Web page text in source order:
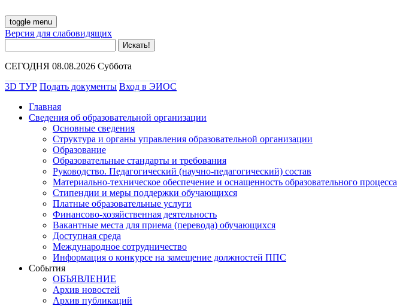
toggle menu
Версия для слабовидящих
СЕГОДНЯ 08.08.2026 Суббота
3D ТУР Подать документы Вход в ЭИОС
Главная
Сведения об образовательной организации
Основные сведения
Структура и органы управления образовательной организации
Образование
Образовательные стандарты и требования
Руководство. Педагогический (научно-педагогический) состав
Материально-техническое обеспечение и оснащенность образовательного процесса
Стипендии и меры поддержки обучающихся
Платные образовательные услуги
Финансово-хозяйственная деятельность
Вакантные места для приема (перевода) обучающихся
Доступная среда
Международное сотрудничество
Информация о конкурсе на замещение должностей ППС
События
ОБЪЯВЛЕНИЕ
Архив новостей
Архив публикаций